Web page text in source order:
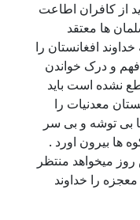
از کافران اطاعت
ها معتقد
افغانستان را
و درک خواندن
نشده است باید
معدنیات را
بی توشه و بی سر
ها بیرون اورد .
میخواهد منتظر
را خداوند